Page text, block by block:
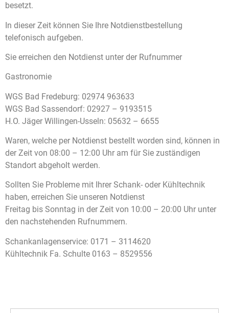
besetzt.
In dieser Zeit können Sie Ihre Notdienstbestellung
telefonisch aufgeben.
Sie erreichen den Notdienst unter der Rufnummer
Gastronomie
WGS Bad Fredeburg: 02974 963633
WGS Bad Sassendorf: 02927 – 9193515
H.O. Jäger Willingen-Usseln: 05632 – 6655
Waren, welche per Notdienst bestellt worden sind, können in
der Zeit von 08:00 – 12:00 Uhr am für Sie zuständigen
Standort abgeholt werden.
Sollten Sie Probleme mit Ihrer Schank- oder Kühltechnik
haben, erreichen Sie unseren Notdienst
Freitag bis Sonntag in der Zeit von 10:00 – 20:00 Uhr unter
den nachstehenden Rufnummern.
Schankanlagenservice: 0171 – 3114620
Kühltechnik Fa. Schulte 0163 – 8529556